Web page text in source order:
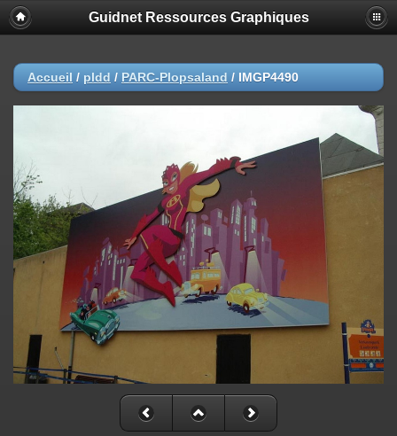
Guidnet Ressources Graphiques
Accueil / pldd / PARC-Plopsaland / IMGP4490